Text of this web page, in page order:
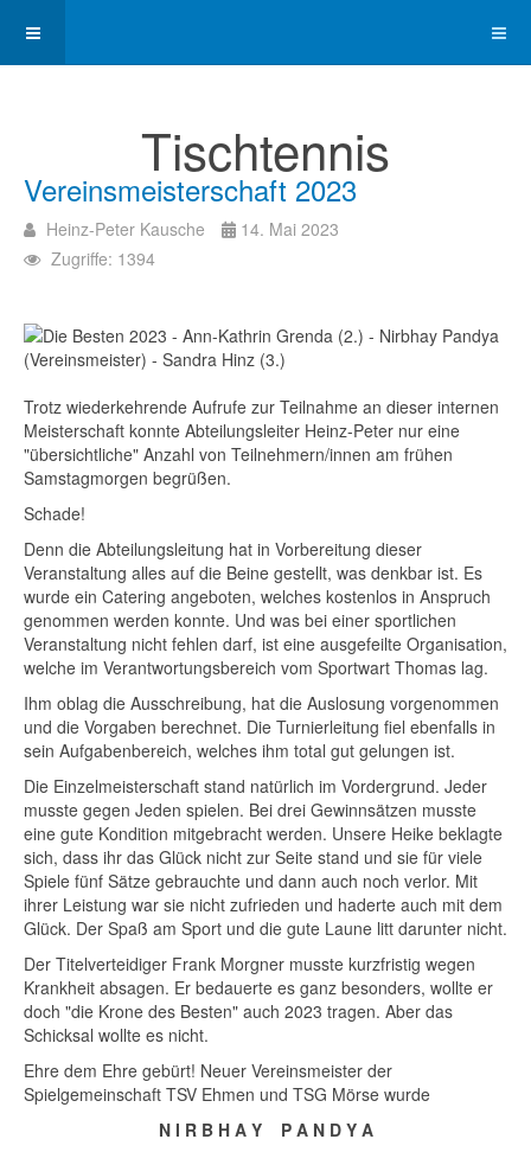
Tischtennis
Vereinsmeisterschaft 2023
Heinz-Peter Kausche
14. Mai 2023
Zugriffe: 1394
Trotz wiederkehrende Aufrufe zur Teilnahme an dieser internen
Meisterschaft konnte Abteilungsleiter Heinz-Peter nur eine
"übersichtliche" Anzahl von Teilnehmern/innen am frühen
Samstagmorgen begrüßen.
Schade!
Denn die Abteilungsleitung hat in Vorbereitung dieser
Veranstaltung alles auf die Beine gestellt, was denkbar ist. Es
wurde ein Catering angeboten, welches kostenlos in Anspruch
genommen werden konnte. Und was bei einer sportlichen
Veranstaltung nicht fehlen darf, ist eine ausgefeilte Organisation,
welche im Verantwortungsbereich vom Sportwart Thomas lag.
Ihm oblag die Ausschreibung, hat die Auslosung vorgenommen
und die Vorgaben berechnet. Die Turnierleitung fiel ebenfalls in
sein Aufgabenbereich, welches ihm total gut gelungen ist.
Die Einzelmeisterschaft stand natürlich im Vordergrund. Jeder
musste gegen Jeden spielen. Bei drei Gewinnsätzen musste
eine gute Kondition mitgebracht werden. Unsere Heike beklagte
sich, dass ihr das Glück nicht zur Seite stand und sie für viele
Spiele fünf Sätze gebrauchte und dann auch noch verlor. Mit
ihrer Leistung war sie nicht zufrieden und haderte auch mit dem
Glück. Der Spaß am Sport und die gute Laune litt darunter nicht.
Der Titelverteidiger Frank Morgner musste kurzfristig wegen
Krankheit absagen. Er bedauerte es ganz besonders, wollte er
doch "die Krone des Besten" auch 2023 tragen. Aber das
Schicksal wollte es nicht.
Ehre dem Ehre gebürt! Neuer Vereinsmeister der
Spielgemeinschaft TSV Ehmen und TSG Mörse wurde
N I R B H A Y P A N D Y A